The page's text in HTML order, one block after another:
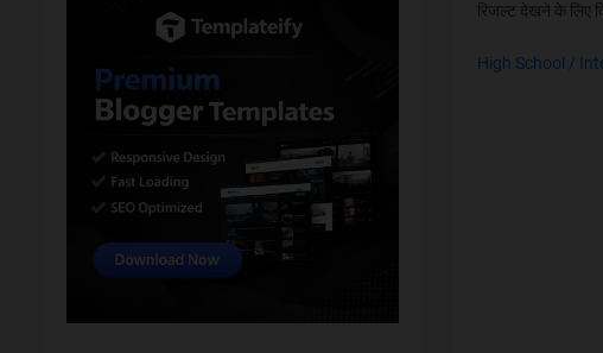
रिजल्ट देखने के लिए
High School /